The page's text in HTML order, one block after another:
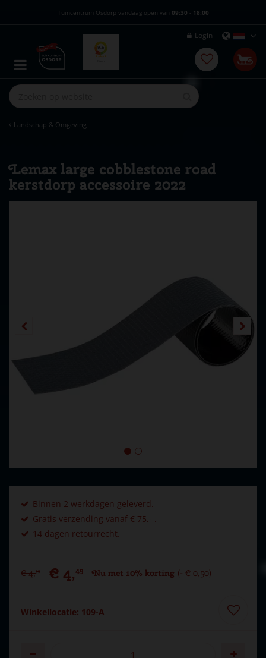
Landschap & Omgeving
Tuincentrum Osdorp vandaag open van 09:30 - 18:00
Login
Lemax large cobblestone road
kerstdorp accessoire 2022
Binnen 2 werkdagen geleverd.
Gratis verzending vanaf € 75,- .
14 dagen retourrecht.
€ 4,99 € 4,49 Nu met 10% korting € 0,50
Winkellocatie: 109-A